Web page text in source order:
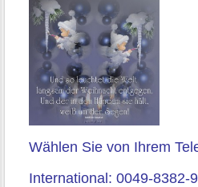
Wählen Sie von Ihrem
International: 0049-8382-